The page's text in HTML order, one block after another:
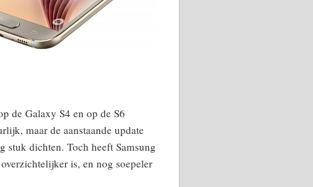
de Galaxy S4 en op de S6
maar de aanstaande update
dichten. Toch heeft Samsung
is, en nog soepeler